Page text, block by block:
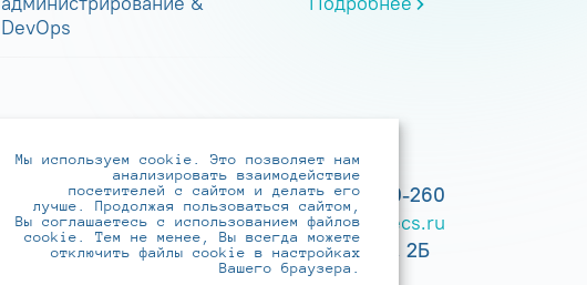
DevOps
+7 (495) 737-6192, 8-800-250-0-260
practice@infotecs.ru ,hr@infotecs.ru
127273, г. Москва, Отрадная ул., 2Б
Мы используем cookie. Это позволяет нам
анализировать взаимодействие
посетителей с сайтом и делать его
лучше. Продолжая пользоваться сайтом,
Вы соглашаетесь с использованием файлов
cookie. Тем не менее, Вы всегда можете
отключить файлы cookie в настройках
Вашего браузера.